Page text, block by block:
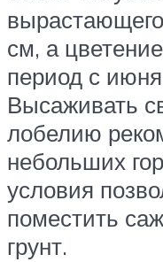
см, а
период с
Высаживать
лобелию
небольших
условия
поместить
грунт.